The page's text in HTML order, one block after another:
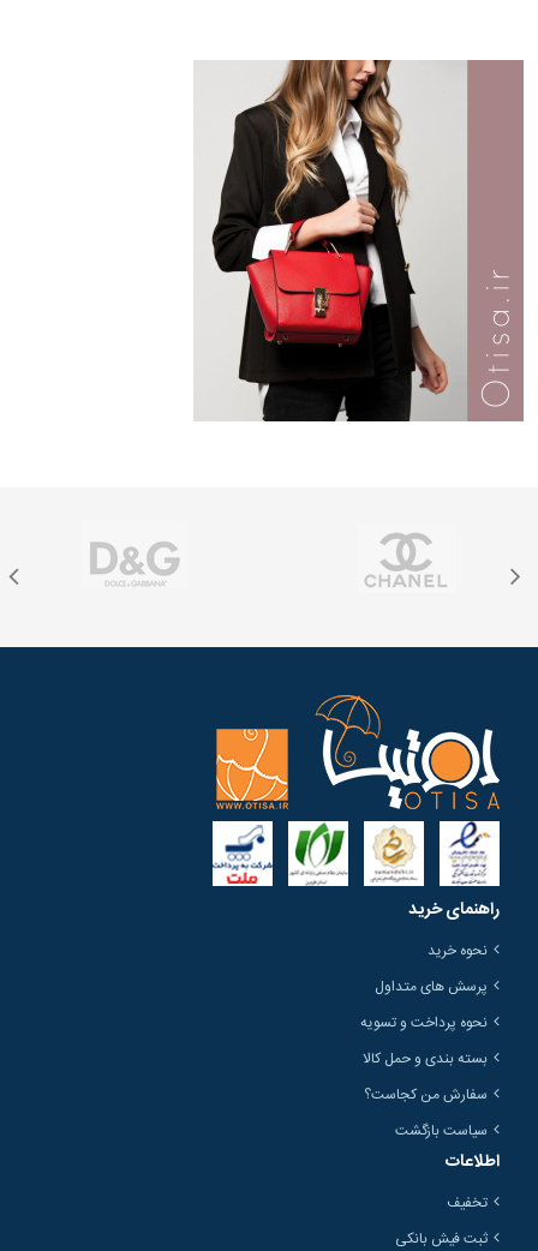
راهنمای خرید
نحوه خرید
پرسش های متداول
نحوه پرداخت و تسویه
بسته بندی و حمل کالا
سفارش من کجاست؟
سیاست بازگشت
اطلاعات
تخفیف
ثبت فیش بانکی